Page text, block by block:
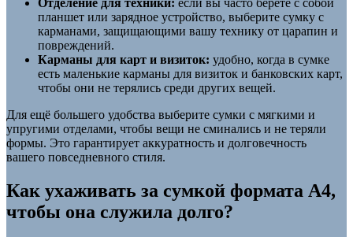
Отделение для техники: если вы часто берете с собой
планшет или зарядное устройство, выберите сумку с
карманами, защищающими вашу технику от царапин и
повреждений.
Карманы для карт и визиток: удобно, когда в сумке
есть маленькие карманы для визиток и банковских карт,
чтобы они не терялись среди других вещей.
Для ещё большего удобства выберите сумки с мягкими и
упругими отделами, чтобы вещи не сминались и не теряли
формы. Это гарантирует аккуратность и долговечность
вашего повседневного стиля.
Как ухаживать за сумкой формата А4,
чтобы она служила долго?